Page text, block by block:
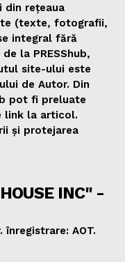
din rețeaua
(texte, fotografii,
integral fără
la PRESShub,
site-ului este
de Autor. Din
pot fi preluate
link la articol.
și protejarea
INC" -
înregistrare: AOT.